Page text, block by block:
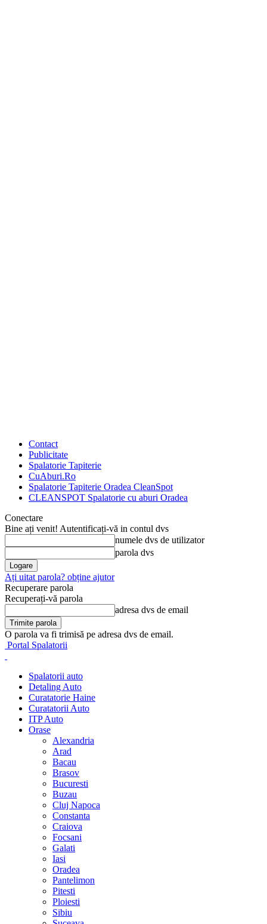
Contact
Publicitate
Spalatorie Tapiterie
CuAburi.Ro
Spalatorie Tapiterie Oradea CleanSpot
CLEANSPOT Spalatorie cu aburi Oradea
Conectare
Bine ați venit! Autentificați-vă in contul dvs
numele dvs de utilizator
parola dvs
Ați uitat parola? obține ajutor
Recuperare parola
Recuperați-vă parola
adresa dvs de email
O parola va fi trimisă pe adresa dvs de email.
Portal Spalatorii
Spalatorii auto
Detaling Auto
Curatatorie Haine
Curatatorii Auto
ITP Auto
Orase
Alexandria
Arad
Bacau
Brasov
Bucuresti
Buzau
Cluj Napoca
Constanta
Craiova
Focsani
Galati
Iasi
Oradea
Pantelimon
Pitesti
Ploiesti
Sibiu